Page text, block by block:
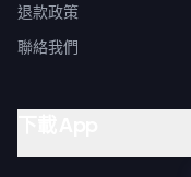
退款政策
聯絡我們